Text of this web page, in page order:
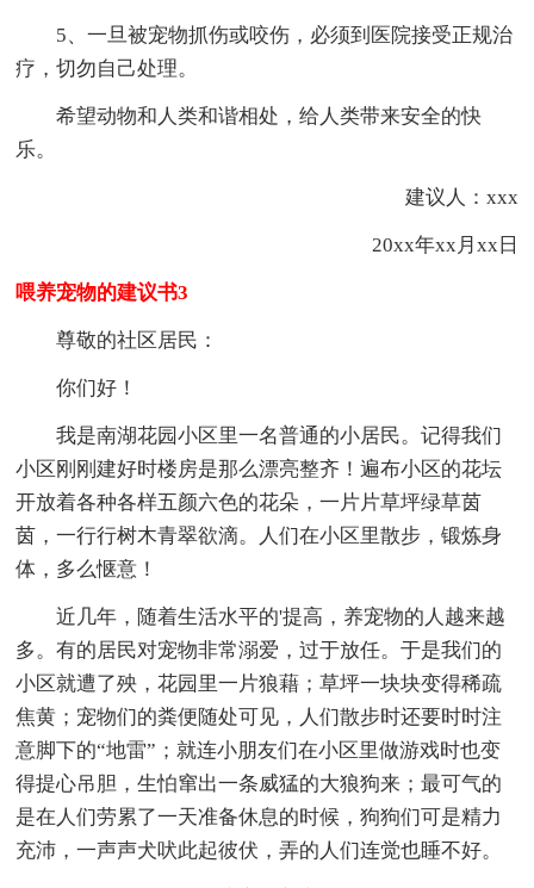
5、一旦被宠物抓伤或咬伤，必须到医院接受正规治
疗，切勿自己处理。
希望动物和人类和谐相处，给人类带来安全的快
乐。
建议人：xxx
20xx年xx月xx日
喂养宠物的建议书3
尊敬的社区居民：
你们好！
我是南湖花园小区里一名普通的小居民。记得我们
小区刚刚建好时楼房是那么漂亮整齐！遍布小区的花坛
开放着各种各样五颜六色的花朵，一片片草坪绿草茵
茵，一行行树木青翠欲滴。人们在小区里散步，锻炼身
体，多么惬意！
近几年，随着生活水平的'提高，养宠物的人越来越
多。有的居民对宠物非常溺爱，过于放任。于是我们的
小区就遭了殃，花园里一片狼藉；草坪一块块变得稀疏
焦黄；宠物们的粪便随处可见，人们散步时还要时时注
意脚下的“地雷”；就连小朋友们在小区里做游戏时也变
得提心吊胆，生怕窜出一条威猛的大狼狗来；最可气的
是在人们劳累了一天准备休息的时候，狗狗们可是精力
充沛，一声声犬吠此起彼伏，弄的人们连觉也睡不好。